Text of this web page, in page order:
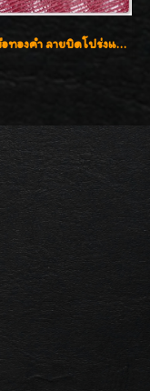
สร้อยข้อมือทองคำ ลายบิดโปร่งแกะลาย ทองคำ 96.5% น้ำหนัก 5 บาท สวยค่ะ